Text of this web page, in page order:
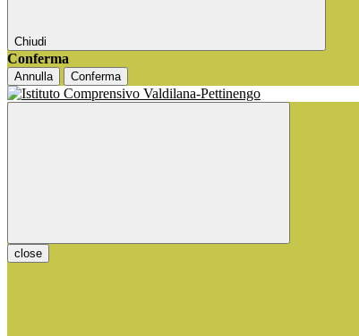
Chiudi
Conferma
Annulla Conferma
close